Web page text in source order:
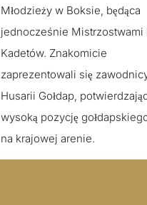
Młodzieży w Boksie, będąca
jednocześnie Mistrzostwami
Kadetów. Znakomicie
zaprezentowali się
Husarii Gołdap,
wysoką pozycję
na krajowej arenie.